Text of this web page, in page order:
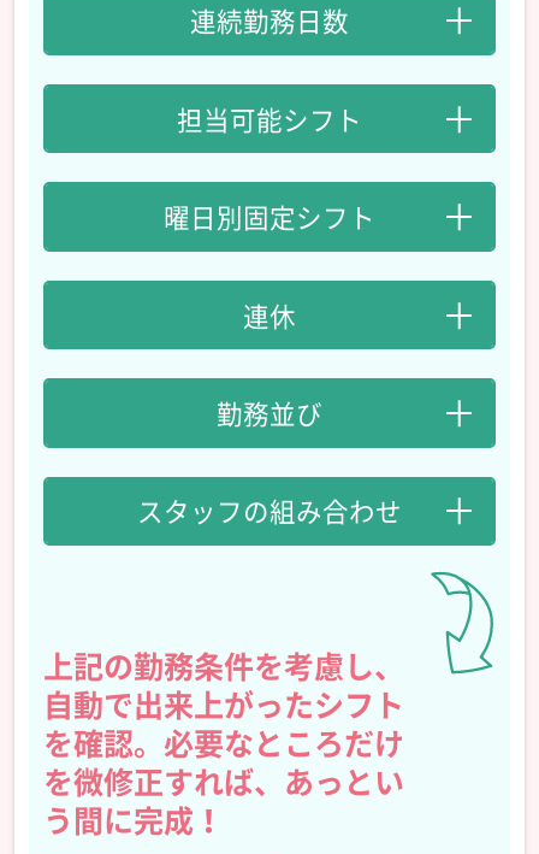
連続勤務日数
担当可能シフト
曜日別固定シフト
連休
勤務並び
スタッフの組み合わせ
上記の勤務条件を考慮し、
自動で出来上がったシフト
を確認。 必要なところだけ
を微修正すれば、 あっとい
う間に完成！